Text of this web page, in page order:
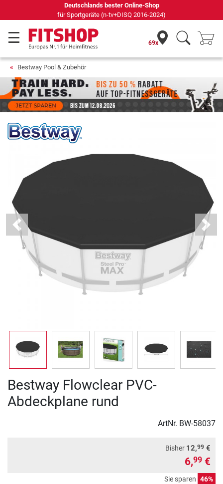
Deutschlands bester Online-Shop
für Sportgeräte (n-tv+DISQ 2016-2024)
69x
Bestway Pool & Zubehör
Previous Next
Bestway Flowclear PVC-
Abdeckplane rund
ArtNr. BW-58037
Bisher 12,99 €
6,99 €
Sie sparen 46%